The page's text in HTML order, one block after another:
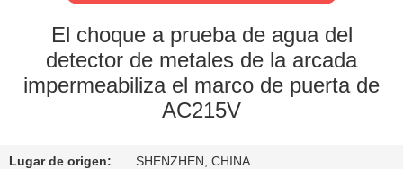
FÁBRICA
El choque a prueba de agua del
detector de metales de la arcada
impermeabiliza el marco de puerta de
AC215V
Lugar de origen: SHENZHEN, CHINA